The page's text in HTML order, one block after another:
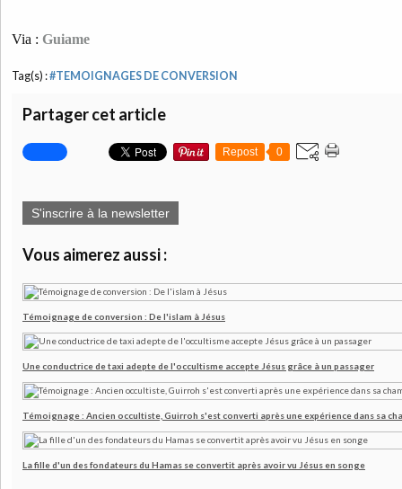
Via : Guiame
Tag(s) :#TEMOIGNAGES DE CONVERSION
Partager cet article
Repost 0
S'inscrire à la newsletter
Vous aimerez aussi :
Témoignage de conversion : De l'islam à Jésus
Une conductrice de taxi adepte de l'occultisme accepte Jésus grâce à un passager
Témoignage : Ancien occultiste, Guirroh s'est converti après une expérience dans sa
La fille d'un des fondateurs du Hamas se convertit après avoir vu Jésus en songe